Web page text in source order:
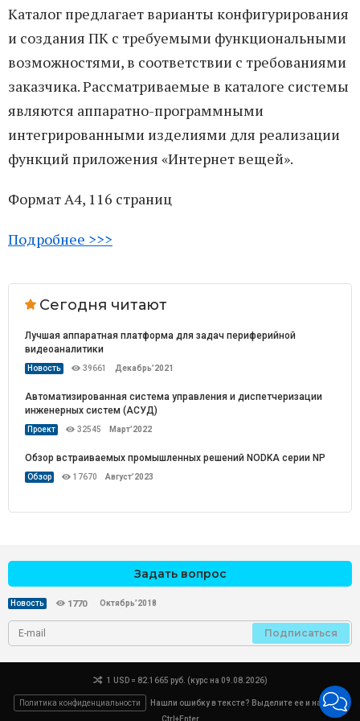
Каталог предлагает варианты конфигурирования
и создания ПК с требуемыми функциональными
возможностями, в соответствии с требованиями
заказчика. Рассматриваемые в каталоге системы
являются аппаратно-программными
интегрированными изделиями для реализации
функций приложения «Интернет вещей».
Формат А4, 116 страниц
Подробнее >>>
Сегодня читают
Лучшая аппаратная платформа для задач периферийной
видеоаналитики
Новость 39661 Декабрь’2021
Автоматизированная система управления и диспетчеризации
инженерных систем (АСУД)
Проект 32545 Март’2022
Обзор встраиваемых промышленных решений NODKA серии NP
Обзор 17670 Август’2023
Задать вопрос
Новость 1770 Октябрь’2018
Подписаться
1 USD = 82.1665 руб. (курс на 09.08.2026)
Политика конфиденциальности
Нашли ошибку в тексте? Выделите ее и нажмите
Ctrl+Enter